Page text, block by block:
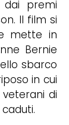
dai premi
Il film si
mette in
Bernie
sbarco
in cui
di